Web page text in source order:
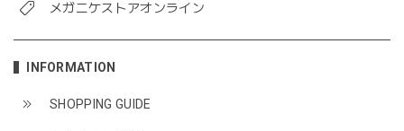
メガニケストアオンライン
INFORMATION
SHOPPING GUIDE